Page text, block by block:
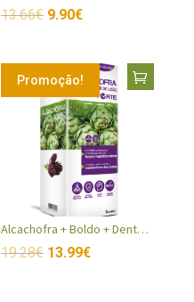
13.66€ 9.90€
Promoção!
Alcachofra + Boldo + Dente Leão 500ml
19.28€ 13.99€